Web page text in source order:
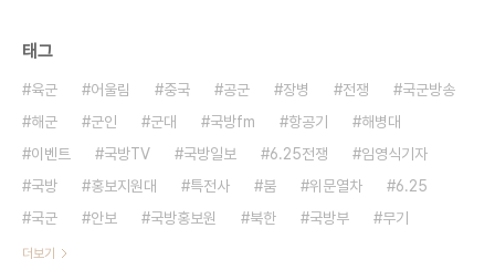
태그
육군 어울림 중국 공군 장병 전쟁
국군방송
해군
군인 군대 국방fm 항공기
해병대
이벤트
국방TV 국방일보 6.25전쟁
임영식기자
국방
홍보지원대 특전사 붐 위문열차
6.25
국군
안보 국방홍보원 북한 국방부 무기
더보기